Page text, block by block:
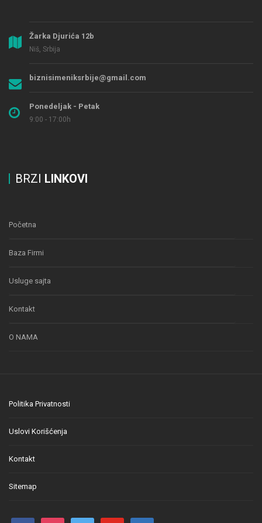
Žarka Djurića 12b
Niš, Srbija
biznisimeniksrbije@gmail.com
Ponedeljak - Petak
9:00 - 17:00h
BRZI LINKOVI
Početna
Baza Firmi
Usluge sajta
Kontakt
O NAMA
Politika Privatnosti
Uslovi Korišćenja
Kontakt
Sitemap